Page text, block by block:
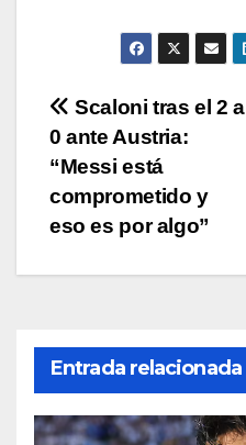
b
o
o
k
Li
n
k
Navegación
de
entradas
Scaloni tras el 2 a
0 ante Austria:
“Messi está
comprometido y
eso es por algo”
Entrada relacionada